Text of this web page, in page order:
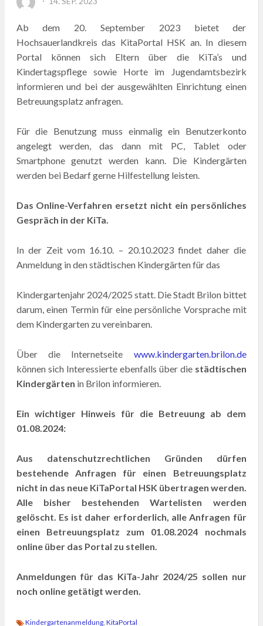
Ab dem 20. September 2023 bietet der
Hochsauerlandkreis das KitaPortal HSK an. In diesem
Portal können sich Eltern über die KiTa’s und
Kindertagspflege sowie Horte im Jugendamtsbezirk
informieren und bei der ausgewählten Einrichtung einen
Betreuungsplatz anfragen.
Für die Benutzung muss einmalig ein Benutzerkonto
angelegt werden, das dann mit PC, Tablet oder
Smartphone genutzt werden kann. Die Kindergärten
werden bei Bedarf gerne Hilfestellung leisten.
Das Online-Verfahren ersetzt nicht ein persönliches
Gespräch in der KiTa.
In der Zeit vom 16.10. – 20.10.2023 findet daher die
Anmeldung in den städtischen Kindergärten für das
Kindergartenjahr 2024/2025 statt. Die Stadt Brilon bittet
darum, einen Termin für eine persönliche Vorsprache mit
dem Kindergarten zu vereinbaren.
Über die Internetseite www.kindergarten.brilon.de
können sich Interessierte ebenfalls über die städtischen
Kindergärten in Brilon informieren.
Ein wichtiger Hinweis für die Betreuung ab dem
01.08.2024:
Aus datenschutzrechtlichen Gründen dürfen
bestehende Anfragen für einen Betreuungsplatz
nicht in das neue KiTaPortal HSK übertragen werden.
Alle bisher bestehenden Wartelisten werden
gelöscht. Es ist daher erforderlich, alle Anfragen für
einen Betreuungsplatz zum 01.08.2024 nochmals
online über das Portal zu stellen.
Anmeldungen für das KiTa-Jahr 2024/25 sollen nur
noch online getätigt werden.
Kindergartenanmeldung, KitaPortal